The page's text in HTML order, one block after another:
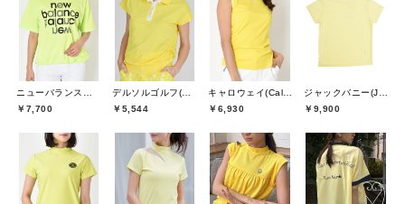
￥7,700
￥5,544
￥6,930
￥9,900